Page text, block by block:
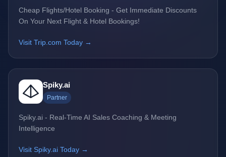
Cheap Flights/Hotel Booking - Get Immediate Discounts
On Your Next Flight & Hotel Bookings!
Visit Trip.com Today →
Spiky.ai
Partner
Spiky.ai - Real-Time AI Sales Coaching & Meeting
Intelligence
Visit Spiky.ai Today →